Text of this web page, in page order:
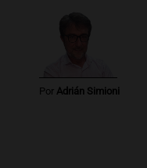
Por Adrián Simioni